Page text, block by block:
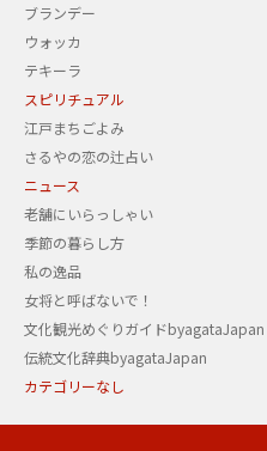
ブランデー
ウォッカ
テキーラ
スピリチュアル
江戸まちごよみ
さるやの恋の辻占い
ニュース
老舗にいらっしゃい
季節の暮らし方
私の逸品
女将と呼ばないで！
文化観光めぐりガイドbyagataJapan
伝統文化辞典byagataJapan
カテゴリーなし